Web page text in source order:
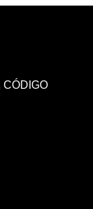
CÓDIGO